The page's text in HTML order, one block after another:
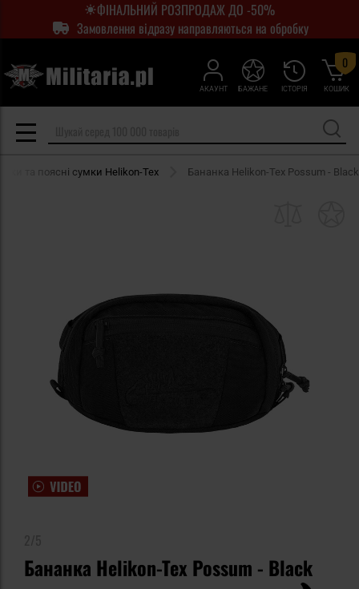
ФІНАЛЬНИЙ РОЗПРОДАЖ ДО -50%
Замовлення відразу направляються на обробку
АКАУНТ ІСТОРІЯ
БАЖАНЕ КОШИК
0
та поясні сумки Helikon-Tex Бананка Helikon-Tex Possum - Black
Бананка Helikon-Tex Possum - Black